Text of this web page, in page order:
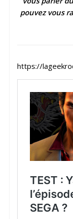
pouvez vous
https://